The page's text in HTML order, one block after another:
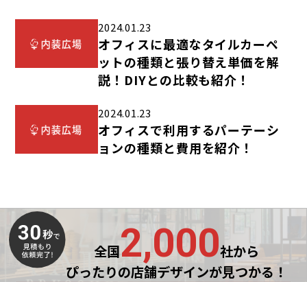
2024.01.23
オフィスに最適なタイルカーペ
ットの種類と張り替え単価を解
説！DIYとの比較も紹介！
2024.01.23
オフィスで利用するパーテーシ
ョンの種類と費用を紹介！
全国2,000社から
ぴったりの店舗デザインが見つかる！